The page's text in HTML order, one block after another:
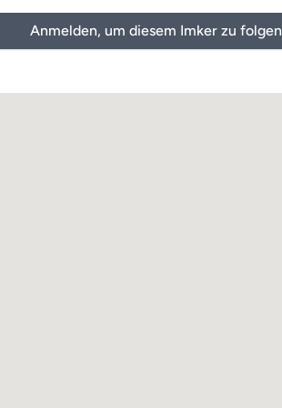
Anmelden, um diesem Imker zu folgen